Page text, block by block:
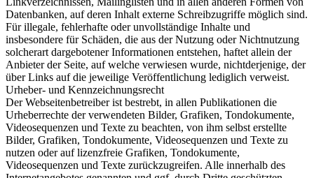
Datenbanken, auf deren Inhalt externe Schreibzugriffe möglich sind.
Für illegale, fehlerhafte oder unvollständige Inhalte und
insbesondere für Schäden, die aus der Nutzung oder Nichtnutzung
solcherart dargebotener Informationen entstehen, haftet allein der
Anbieter der Seite, auf welche verwiesen wurde, nichtderjenige, der
über Links auf die jeweilige Veröffentlichung lediglich verweist.
Urheber- und Kennzeichnungsrecht
Der Webseitenbetreiber ist bestrebt, in allen Publikationen die
Urheberrechte der verwendeten Bilder, Grafiken, Tondokumente,
Videosequenzen und Texte zu beachten, von ihm selbst erstellte
Bilder, Grafiken, Tondokumente, Videosequenzen und Texte zu
nutzen oder auf lizenzfreie Grafiken, Tondokumente,
Videosequenzen und Texte zurückzugreifen. Alle innerhalb des